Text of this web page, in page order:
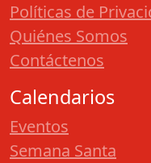
Políticas de
Quiénes Somos
Contáctenos
Calendarios
Eventos
Semana Santa